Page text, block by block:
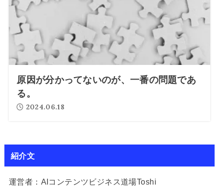
原因が分かってないのが、一番の問題であ
る。
2024.06.18
紹介文
運営者：AIコンテンツビジネス道場Toshi